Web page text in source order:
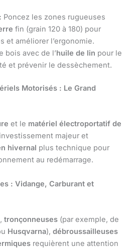
Poncez les zones rugueuses
fin (grain 120 à 180) pour
et améliorer l’ergonomie.
bois avec de l’huile de lin pour le
et prévenir le dessèchement.
Motorisés : Le Grand
et le matériel électroportatif de
majeur et
hivernal plus technique pour
au redémarrage.
: Vidange, Carburant et
, tronçonneuses (par exemple, de
Husqvarna), débroussailleuses
requièrent une attention